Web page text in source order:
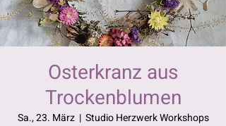
Osterkranz aus
Trockenblumen
Sa., 23. März
  |
Studio Herzwerk Workshops